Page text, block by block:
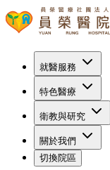
就醫服務
特色醫療
衛教與研究
關於我們
切換院區